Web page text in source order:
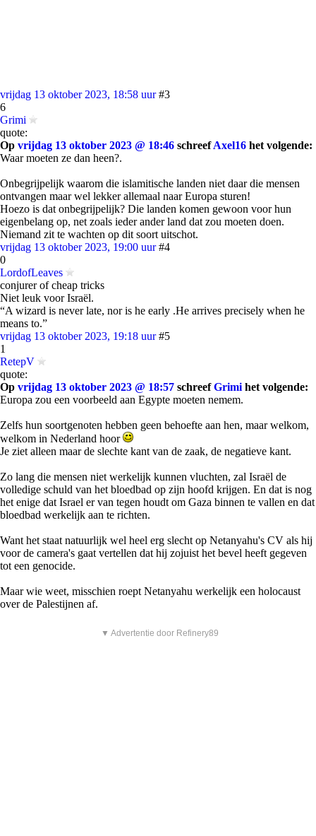
vrijdag 13 oktober 2023, 18:58 uur #3
6
Grimi
quote:
Op vrijdag 13 oktober 2023 @ 18:46 schreefAxel16 het volgende:
Waar moeten ze dan heen?.
Onbegrijpelijk waarom die islamitische landen niet daar die mensen
ontvangen maar wel lekker allemaal naar Europa sturen!
Hoezo is dat onbegrijpelijk? Die landen komen gewoon voor hun
eigenbelang op, net zoals ieder ander land dat zou moeten doen.
Niemand zit te wachten op dit soort uitschot.
vrijdag 13 oktober 2023, 19:00 uur #4
0
LordofLeaves
conjurer of cheap tricks
Niet leuk voor Israël.
“A wizard is never late, nor is he early .He arrives precisely when he
means to.”
vrijdag 13 oktober 2023, 19:18 uur #5
1
RetepV
quote:
Op vrijdag 13 oktober 2023 @ 18:57 schreefGrimi het volgende:
Europa zou een voorbeeld aan Egypte moeten nemem.
Zelfs hun soortgenoten hebben geen behoefte aan hen, maar welkom,
welkom in Nederland hoor
Je ziet alleen maar de slechte kant van de zaak, de negatieve kant.
Zo lang die mensen niet werkelijk kunnen vluchten, zal Israël de
volledige schuld van het bloedbad op zijn hoofd krijgen. En dat is nog
het enige dat Israel er van tegen houdt om Gaza binnen te vallen en dat
bloedbad werkelijk aan te richten.
Want het staat natuurlijk wel heel erg slecht op Netanyahu's CV als hij
voor de camera's gaat vertellen dat hij zojuist het bevel heeft gegeven
tot een genocide.
Maar wie weet, misschien roept Netanyahu werkelijk een holocaust
over de Palestijnen af.
▼ Advertentie door Refinery89